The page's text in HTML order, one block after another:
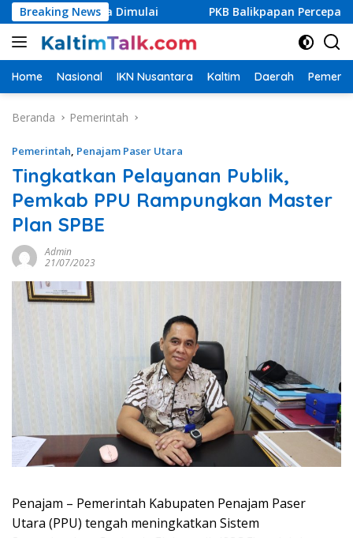
Langsung
ke
konten
Breaking News
Dimulai PKB Balikpapan Percepat
Home Nasional IKN Nusantara Kaltim Daerah
Beranda Pemerintah
Pemerintah, Penajam Paser Utara
Tingkatkan Pelayanan Publik,
Pemkab PPU Rampungkan Master
Plan SPBE
Admin
21/07/2023
Penajam – Pemerintah Kabupaten Penajam Paser
Utara (PPU) tengah meningkatkan Sistem